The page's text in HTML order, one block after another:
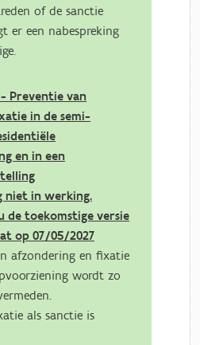
of de sanctie
er een nabespreking
Preventie van
in de semi-
en in een
niet in werking.
de toekomstige versie
op 07/05/2027
afzondering en fixatie
wordt zo
als sanctie is